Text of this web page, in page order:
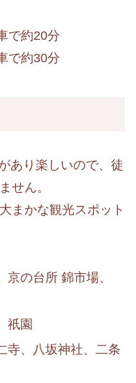
で約20分
で約30分
あり楽しいので、徒
せん。
まかな観光スポット
の台所 錦市場、
祇園
寺、八坂神社、二条